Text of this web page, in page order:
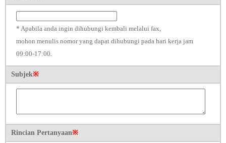
* Apabila anda ingin dihubungi kembali melalui fax,
mohon menulis nomor yang dapat dihubungi pada hari kerja jam
09:00-17:00.
Subjek※
Rincian Pertanyaan※